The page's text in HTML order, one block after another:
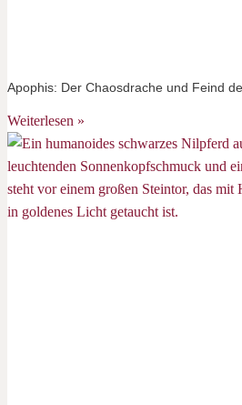
Apophis: Der Chaosdrache und Feind
Weiterlesen »